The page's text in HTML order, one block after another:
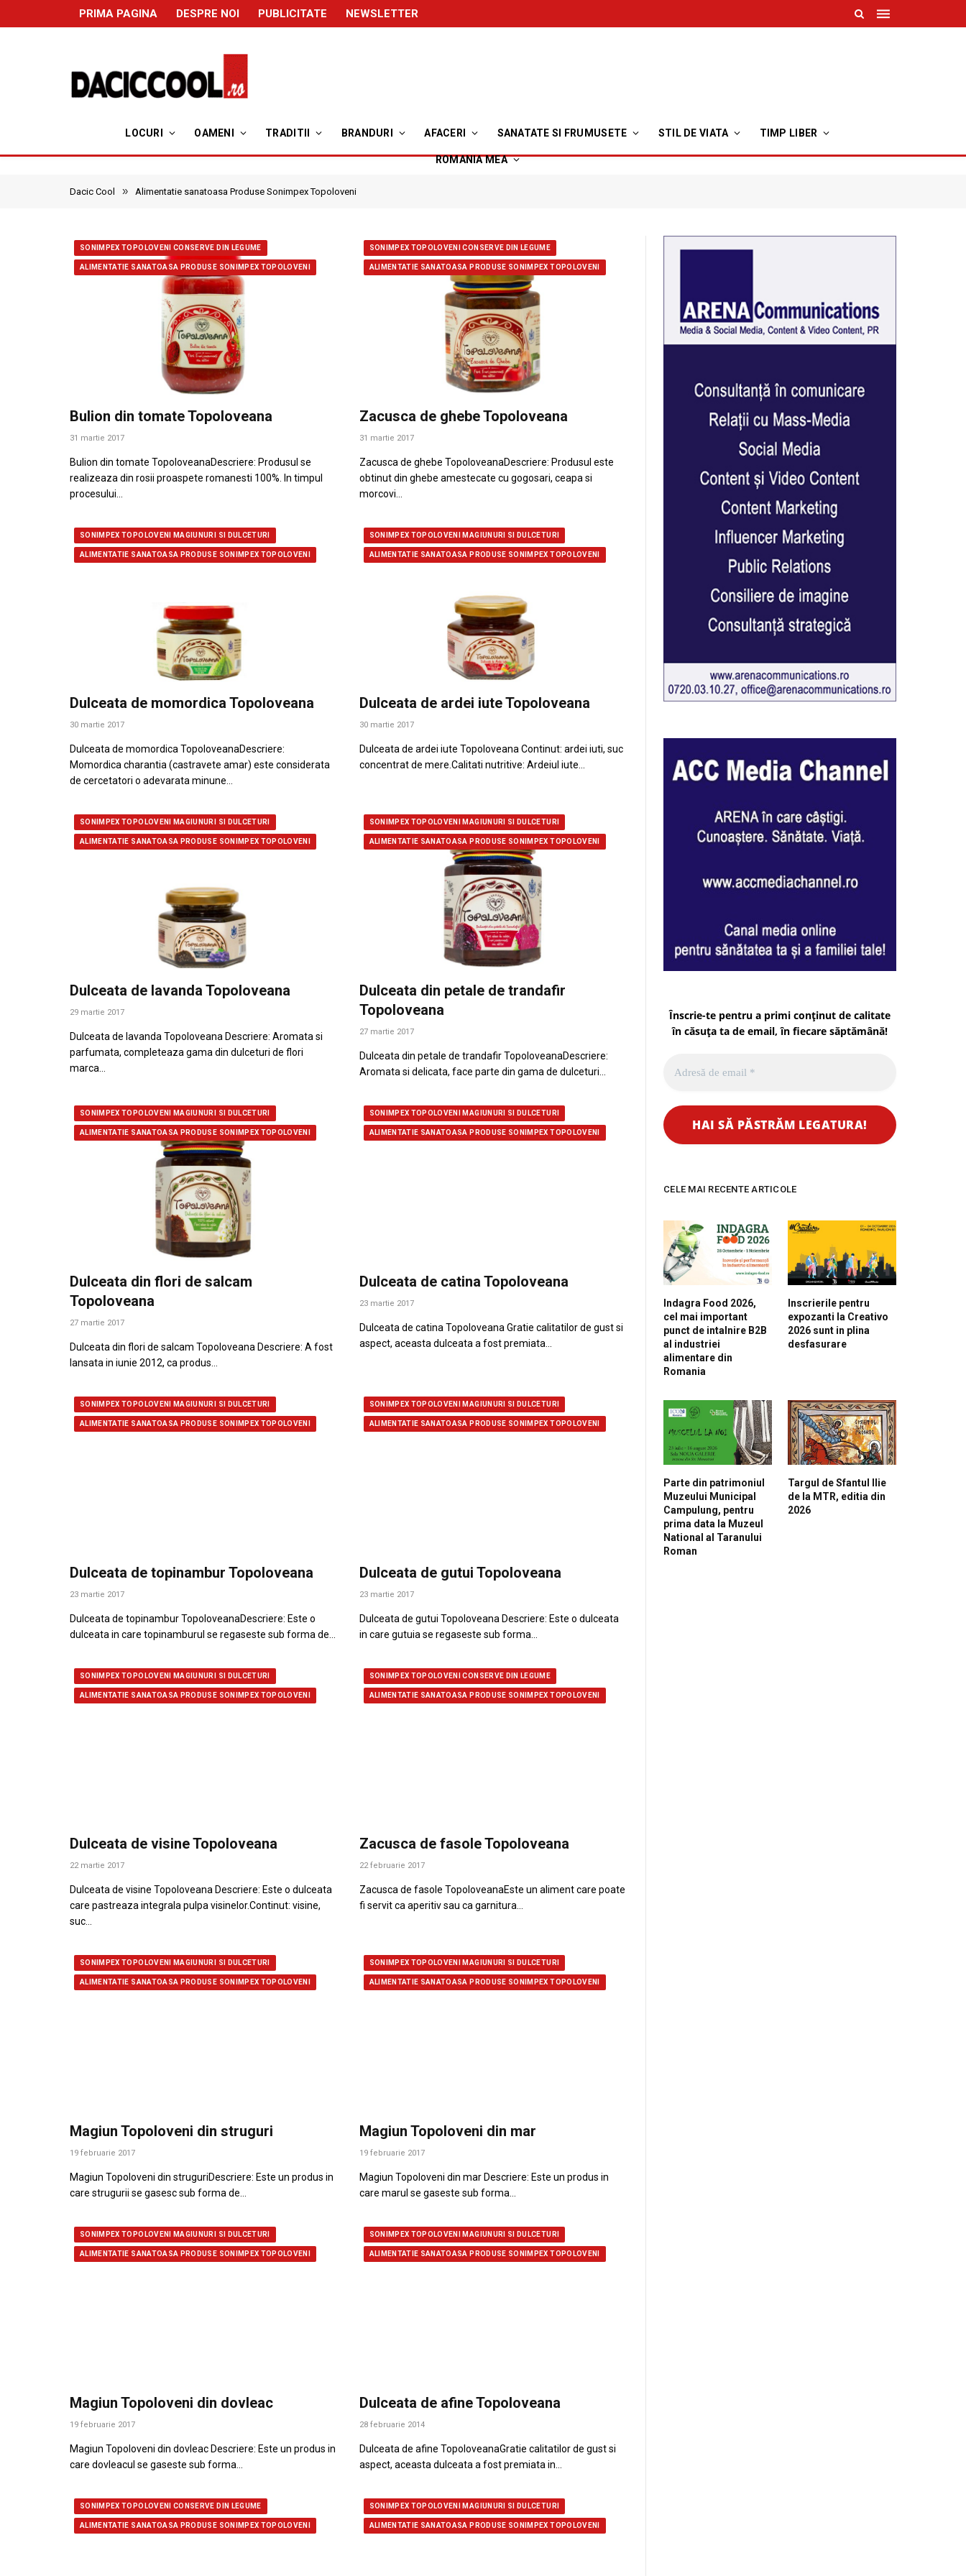
PRIMA PAGINA DESPRE NOI PUBLICITATE NEWSLETTER
LOCURI OAMENI TRADITII BRANDURI AFACERI SANATATE SI FRUMUSETE STIL DE VIATA TIMP LIBER
ROMANIA MEA
Dacic Cool » Alimentatie sanatoasa Produse Sonimpex Topoloveni
SONIMPEX TOPOLOVENI CONSERVE DIN LEGUME
ALIMENTATIE SANATOASA PRODUSE SONIMPEX TOPOLOVENI
Bulion din tomate Topoloveana
31 martie 2017
Bulion din tomate TopoloveanaDescriere: Produsul se
realizeaza din rosii proaspete romanesti 100%. In timpul
procesului…
SONIMPEX TOPOLOVENI CONSERVE DIN LEGUME
ALIMENTATIE SANATOASA PRODUSE SONIMPEX TOPOLOVENI
Zacusca de ghebe Topoloveana
31 martie 2017
Zacusca de ghebe TopoloveanaDescriere: Produsul este
obtinut din ghebe amestecate cu gogosari, ceapa si
morcovi…
SONIMPEX TOPOLOVENI MAGIUNURI SI DULCETURI
ALIMENTATIE SANATOASA PRODUSE SONIMPEX TOPOLOVENI
Dulceata de momordica Topoloveana
30 martie 2017
Dulceata de momordica TopoloveanaDescriere:
Momordica charantia (castravete amar) este considerata
de cercetatori o adevarata minune…
SONIMPEX TOPOLOVENI MAGIUNURI SI DULCETURI
ALIMENTATIE SANATOASA PRODUSE SONIMPEX TOPOLOVENI
Dulceata de ardei iute Topoloveana
30 martie 2017
Dulceata de ardei iute Topoloveana Continut: ardei iuti, suc
concentrat de mere.Calitati nutritive: Ardeiul iute…
SONIMPEX TOPOLOVENI MAGIUNURI SI DULCETURI
ALIMENTATIE SANATOASA PRODUSE SONIMPEX TOPOLOVENI
Dulceata de lavanda Topoloveana
29 martie 2017
Dulceata de lavanda Topoloveana Descriere: Aromata si
parfumata, completeaza gama din dulceturi de flori
marca…
SONIMPEX TOPOLOVENI MAGIUNURI SI DULCETURI
ALIMENTATIE SANATOASA PRODUSE SONIMPEX TOPOLOVENI
Dulceata din petale de trandafir
Topoloveana
27 martie 2017
Dulceata din petale de trandafir TopoloveanaDescriere:
Aromata si delicata, face parte din gama de dulceturi…
SONIMPEX TOPOLOVENI MAGIUNURI SI DULCETURI
ALIMENTATIE SANATOASA PRODUSE SONIMPEX TOPOLOVENI
Dulceata din flori de salcam
Topoloveana
27 martie 2017
Dulceata din flori de salcam Topoloveana Descriere: A fost
lansata in iunie 2012, ca produs…
SONIMPEX TOPOLOVENI MAGIUNURI SI DULCETURI
ALIMENTATIE SANATOASA PRODUSE SONIMPEX TOPOLOVENI
Dulceata de catina Topoloveana
23 martie 2017
Dulceata de catina Topoloveana Gratie calitatilor de gust si
aspect, aceasta dulceata a fost premiata…
SONIMPEX TOPOLOVENI MAGIUNURI SI DULCETURI
ALIMENTATIE SANATOASA PRODUSE SONIMPEX TOPOLOVENI
Dulceata de topinambur Topoloveana
23 martie 2017
Dulceata de topinambur TopoloveanaDescriere: Este o
dulceata in care topinamburul se regaseste sub forma de…
SONIMPEX TOPOLOVENI MAGIUNURI SI DULCETURI
ALIMENTATIE SANATOASA PRODUSE SONIMPEX TOPOLOVENI
Dulceata de gutui Topoloveana
23 martie 2017
Dulceata de gutui Topoloveana Descriere: Este o dulceata
in care gutuia se regaseste sub forma…
SONIMPEX TOPOLOVENI MAGIUNURI SI DULCETURI
ALIMENTATIE SANATOASA PRODUSE SONIMPEX TOPOLOVENI
Dulceata de visine Topoloveana
22 martie 2017
Dulceata de visine Topoloveana Descriere: Este o dulceata
care pastreaza integrala pulpa visinelor.Continut: visine,
suc…
SONIMPEX TOPOLOVENI CONSERVE DIN LEGUME
ALIMENTATIE SANATOASA PRODUSE SONIMPEX TOPOLOVENI
Zacusca de fasole Topoloveana
22 februarie 2017
Zacusca de fasole TopoloveanaEste un aliment care poate
fi servit ca aperitiv sau ca garnitura…
SONIMPEX TOPOLOVENI MAGIUNURI SI DULCETURI
ALIMENTATIE SANATOASA PRODUSE SONIMPEX TOPOLOVENI
Magiun Topoloveni din struguri
19 februarie 2017
Magiun Topoloveni din struguriDescriere: Este un produs in
care strugurii se gasesc sub forma de…
SONIMPEX TOPOLOVENI MAGIUNURI SI DULCETURI
ALIMENTATIE SANATOASA PRODUSE SONIMPEX TOPOLOVENI
Magiun Topoloveni din mar
19 februarie 2017
Magiun Topoloveni din mar Descriere: Este un produs in
care marul se gaseste sub forma…
SONIMPEX TOPOLOVENI MAGIUNURI SI DULCETURI
ALIMENTATIE SANATOASA PRODUSE SONIMPEX TOPOLOVENI
Magiun Topoloveni din dovleac
19 februarie 2017
Magiun Topoloveni din dovleac Descriere: Este un produs in
care dovleacul se gaseste sub forma…
SONIMPEX TOPOLOVENI MAGIUNURI SI DULCETURI
ALIMENTATIE SANATOASA PRODUSE SONIMPEX TOPOLOVENI
Dulceata de afine Topoloveana
28 februarie 2014
Dulceata de afine TopoloveanaGratie calitatilor de gust si
aspect, aceasta dulceata a fost premiata in…
SONIMPEX TOPOLOVENI CONSERVE DIN LEGUME
ALIMENTATIE SANATOASA PRODUSE SONIMPEX TOPOLOVENI
SONIMPEX TOPOLOVENI MAGIUNURI SI DULCETURI
ALIMENTATIE SANATOASA PRODUSE SONIMPEX TOPOLOVENI
Înscrie-te pentru a primi conținut de calitate
în căsuța ta de email, în fiecare săptămână!
CELE MAI RECENTE ARTICOLE
Indagra Food 2026,
cel mai important
punct de intalnire B2B
al industriei
alimentare din
Romania
Inscrierile pentru
expozanti la Creativo
2026 sunt in plina
desfasurare
Parte din patrimoniul
Muzeului Municipal
Campulung, pentru
prima data la Muzeul
National al Taranului
Roman
Targul de Sfantul Ilie
de la MTR, editia din
2026